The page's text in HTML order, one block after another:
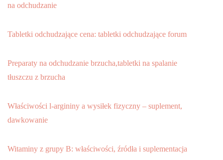
na odchudzanie
Tabletki odchudzające cena: tabletki odchudzające forum
Preparaty na odchudzanie brzucha,tabletki na spalanie
tłuszczu z brzucha
Właściwości l-argininy a wysiłek fizyczny – suplement,
dawkowanie
Witaminy z grupy B: właściwości, źródła i suplementacja